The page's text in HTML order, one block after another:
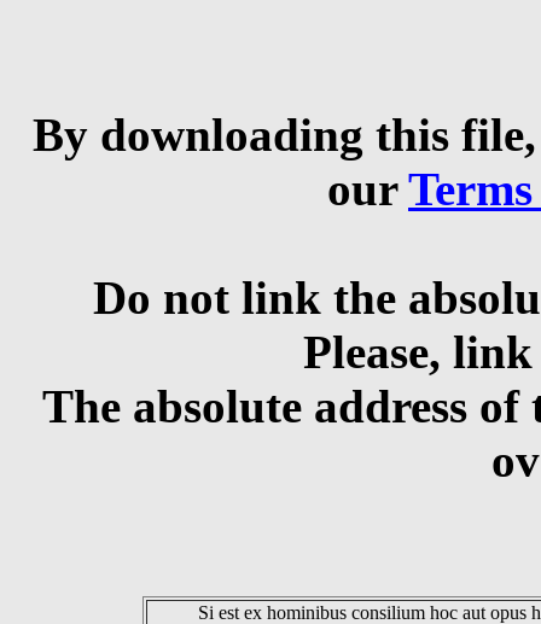
By downloading this
our
Do not link the
Please,
The absolute address
Si est ex hominibus consilium hoc aut opus